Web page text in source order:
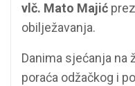
vlč. Mato Majić
obilježavanja.
Danima sjećanja na
poraća odžačkog i